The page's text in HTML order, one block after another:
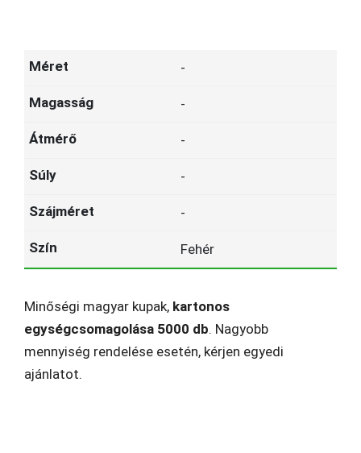
-
-
-
-
-
Fehér
Minőségi magyar kupak, kartonos
egységcsomagolása 5000 db. Nagyobb
mennyiség rendelése esetén, kérjen egyedi
ajánlatot.